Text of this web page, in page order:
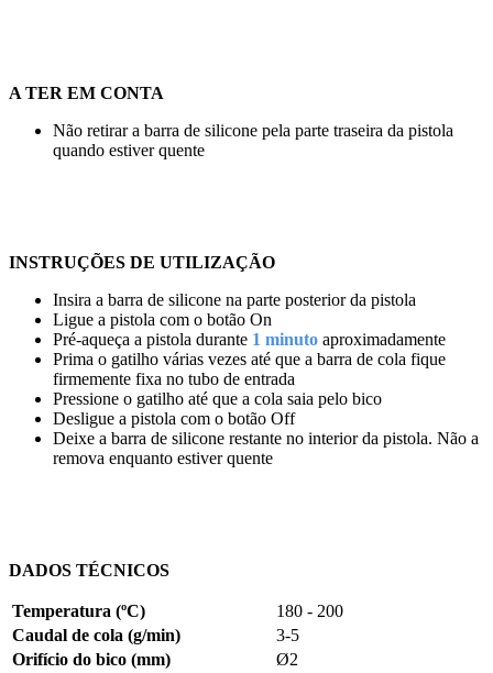
A TER EM CONTA
Não retirar a barra de silicone pela parte traseira da pistola
quando estiver quente
INSTRUÇÕES DE UTILIZAÇÃO
Insira a barra de silicone na parte posterior da pistola
Ligue a pistola com o botão On
Pré-aqueça a pistola durante 1 minuto aproximadamente
Prima o gatilho várias vezes até que a barra de cola fique
firmemente fixa no tubo de entrada
Pressione o gatilho até que a cola saia pelo bico
Desligue a pistola com o botão Off
Deixe a barra de silicone restante no interior da pistola. Não a
remova enquanto estiver quente
DADOS TÉCNICOS
Temperatura (ºC)
180 - 200
Caudal de cola (g/min)
3-5
Orifício do bico (mm)
Ø2